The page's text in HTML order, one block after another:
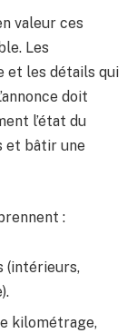
valeur ces
Les
et les détails qui
doit
l’état du
et bâtir une
:
(intérieurs,
kilométrage,